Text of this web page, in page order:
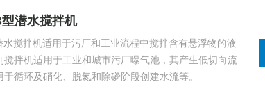
潜水搅拌机
水搅拌机适用于污厂和工业流程中搅拌含有悬浮物的液
搅拌机适用于工业和城市污厂曝气池，其产生低切向流
循环及硝化、脱氮和除磷阶段创建水流等。